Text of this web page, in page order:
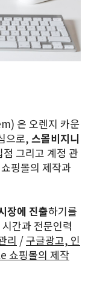
은 오렌지 카운
으로, 스몰비지니
점 그리고 계정 관
핑몰의 제작과
장에 진출하기를
간과 전문인력
리 /구글광고, 인
쇼핑몰의 제작